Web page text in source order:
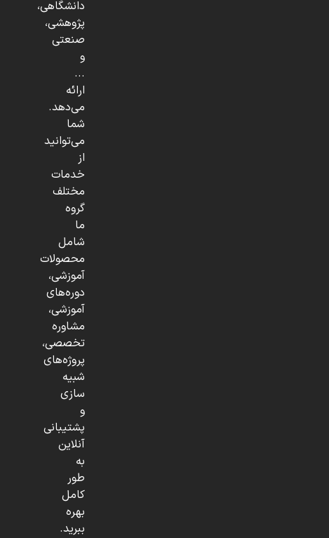
دانشگاهی،
پژوهشی،
صنعتی
و
...
ارائه
می‌دهد.
شما
می‌توانید
از
خدمات
مختلف
گروه
ما
شامل
محصولات
آموزشی،
دوره‌های
آموزشی،
مشاوره
تخصصی،
پروژه‌های
شبیه
سازی
و
پشتیبانی
آنلاین
به
طور
کامل
بهره
ببرید.